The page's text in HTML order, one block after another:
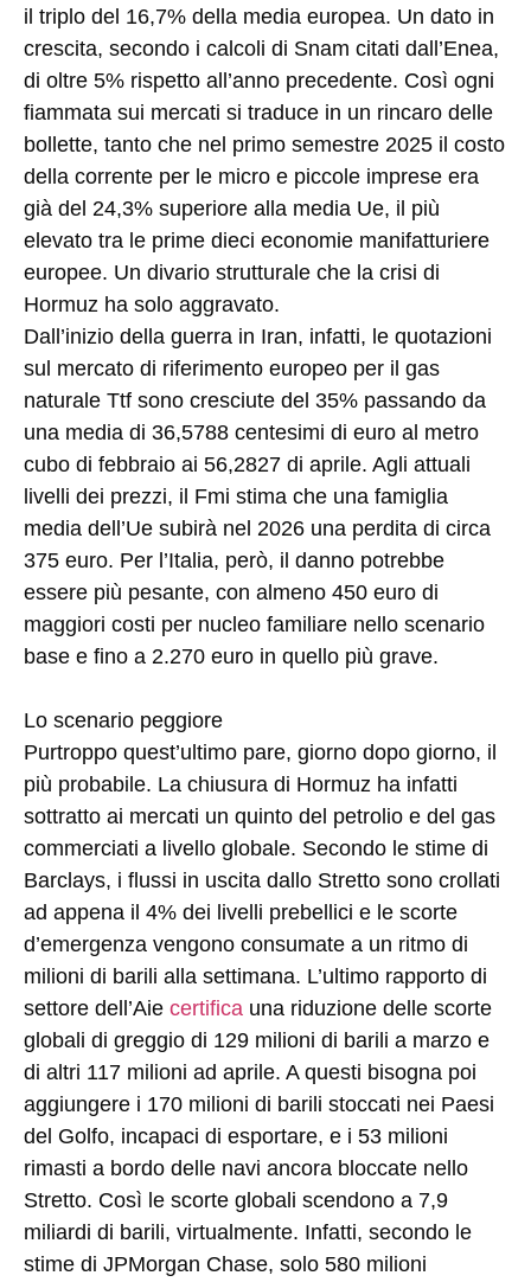
il triplo del 16,7% della media europea. Un dato in
crescita, secondo i calcoli di Snam citati dall’Enea,
di oltre 5% rispetto all’anno precedente. Così ogni
fiammata sui mercati si traduce in un rincaro delle
bollette, tanto che nel primo semestre 2025 il costo
della corrente per le micro e piccole imprese era
già del 24,3% superiore alla media Ue, il più
elevato tra le prime dieci economie manifatturiere
europee. Un divario strutturale che la crisi di
Hormuz ha solo aggravato.
Dall’inizio della guerra in Iran, infatti, le quotazioni
sul mercato di riferimento europeo per il gas
naturale Ttf sono cresciute del 35% passando da
una media di 36,5788 centesimi di euro al metro
cubo di febbraio ai 56,2827 di aprile. Agli attuali
livelli dei prezzi, il Fmi stima che una famiglia
media dell’Ue subirà nel 2026 una perdita di circa
375 euro. Per l’Italia, però, il danno potrebbe
essere più pesante, con almeno 450 euro di
maggiori costi per nucleo familiare nello scenario
base e fino a 2.270 euro in quello più grave.
Lo scenario peggiore
Purtroppo quest’ultimo pare, giorno dopo giorno, il
più probabile. La chiusura di Hormuz ha infatti
sottratto ai mercati un quinto del petrolio e del gas
commerciati a livello globale. Secondo le stime di
Barclays, i flussi in uscita dallo Stretto sono crollati
ad appena il 4% dei livelli prebellici e le scorte
d’emergenza vengono consumate a un ritmo di
milioni di barili alla settimana. L’ultimo rapporto di
settore dell’Aie certifica una riduzione delle scorte
globali di greggio di 129 milioni di barili a marzo e
di altri 117 milioni ad aprile. A questi bisogna poi
aggiungere i 170 milioni di barili stoccati nei Paesi
del Golfo, incapaci di esportare, e i 53 milioni
rimasti a bordo delle navi ancora bloccate nello
Stretto. Così le scorte globali scendono a 7,9
miliardi di barili, virtualmente. Infatti, secondo le
stime di JPMorgan Chase, solo 580 milioni